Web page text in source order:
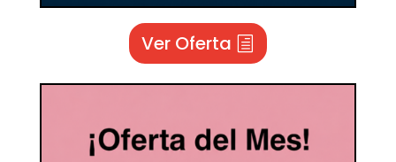
Ver Oferta